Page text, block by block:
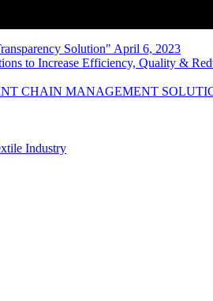
Solution" April 6, 2023
to Increase Efficiency, Quality &
CHAIN MANAGEMENT
Industry